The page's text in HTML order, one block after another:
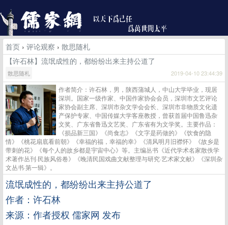
首页 › 评论观察 › 散思随札
【许石林】流氓成性的，都纷纷出来主持公道了
散思随札 2019-04-10 23:44:39
作者简介：许石林，男，陕西蒲城人，中山大学毕业，现居
深圳。国家一级作家、中国作家协会会员，深圳市文艺评论
家协会副主席、深圳市杂文学会会长、深圳市非物质文化遗
产保护专家、中国传媒大学客座教授，曾获首届中国鲁迅杂
文奖、广东省鲁迅文艺奖、广东省有为文学奖。主要作品：
《损品新三国》《尚食志》《文字是药做的》《饮食的隐
情》《桃花扇底看前朝》《幸福的福，幸福的幸》《清风明月旧襟怀》《故乡是
带刺的花》《每个人的故乡都是宇宙中心》等。主编丛书《近代学术名家散佚学
术著作丛刊·民族风俗卷》《晚清民国戏曲文献整理与研究·艺术家文献》《深圳杂
文丛书·第一辑》。
流氓成性的，都纷纷出来主持公道了
作者：许石林
来源：作者授权 儒家网 发布